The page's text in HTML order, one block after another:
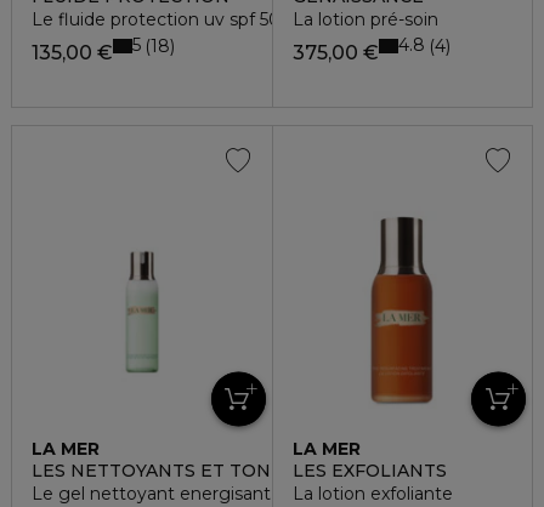
Le fluide protection uv spf 50
135,00 € 5 18
La lotion pré-soin
375,00 € 4.8 4
LA MER
LES NETTOYANTS ET TONIQUES
Le gel nettoyant energisant
LA MER
LES EXFOLIANTS
La lotion exfoliante